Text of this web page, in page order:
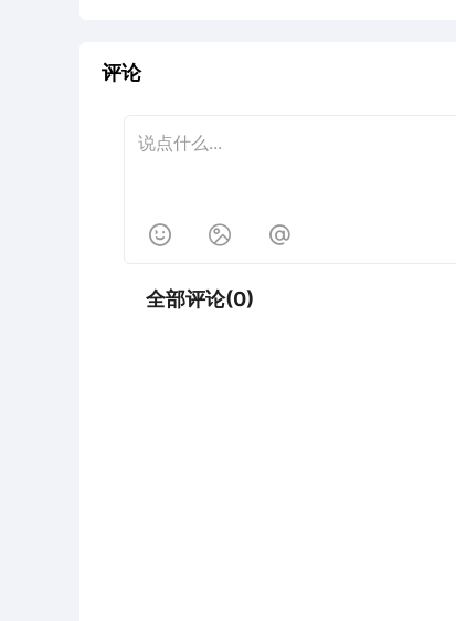
评论
  
全部评论(0)